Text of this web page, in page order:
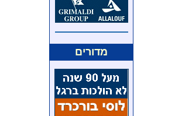
מדורים